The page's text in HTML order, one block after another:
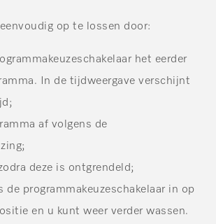
op te lossen door:
het eerder
In de tijdweergave verschijnt
af volgens de
deze is ontgrendeld;
de programmakeuzeschakelaar in op
en u kunt weer verder wassen.